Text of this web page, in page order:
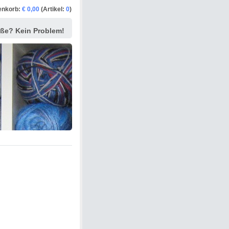
Kein Problem!
€ 0,00 (Artikel: 0)